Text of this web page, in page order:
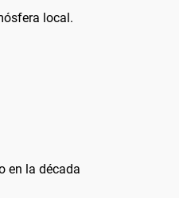
local.
en la década